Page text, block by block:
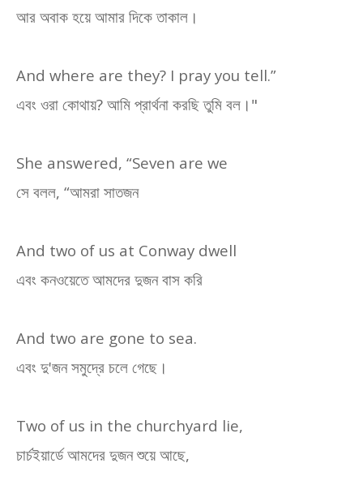
আর অবাক হয়ে আমার দিকে তাকাল।
And where are they? I pray you tell.”
এবং ওরা কোথায়? আমি প্রার্থনা করছি তুমি বল।"
She answered, “Seven are we
সে বলল, “আমরা সাতজন
And two of us at Conway dwell
এবং কনওয়েতে আমদের দুজন বাস করি
And two are gone to sea.
এবং দু'জন সমুদ্রে চলে গেছে।
Two of us in the churchyard lie,
চার্চইয়ার্ডে আমদের দুজন শুয়ে আছে,